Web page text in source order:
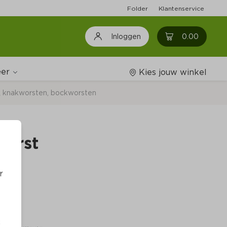
Folder Klantenservice
Inloggen 0.00 0
Wijnshop
Kies jouw winkel
knakworsten, bockworsten